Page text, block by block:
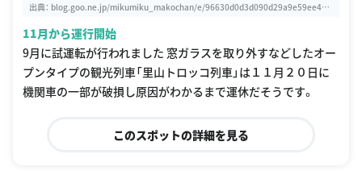
出典： blog.goo.ne.jp/mikumiku_makochan/e/96630d0d3d090d29a9e59ee422
11月から運行開始
9月に試運転が行われました 窓ガラスを取り外すなどしたオー
プンタイプの観光列車「里山トロッコ列車」は１１月２０日に
機関車の一部が破損し原因がわかるまで運休だそうです。
このスポットの詳細を見る